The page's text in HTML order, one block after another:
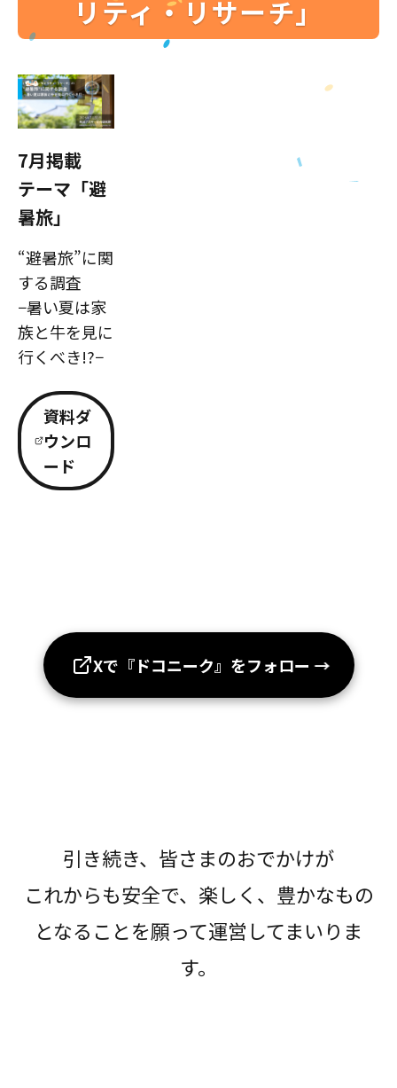
リティ・リサーチ」
7月掲載
テーマ「避
暑旅」
“避暑旅”に関
する調査
−暑い夏は家
族と牛を見に
行くべき!?−
資料ダ
ウンロ
ード
Xで『ドコニーク』をフォロー →
引き続き、皆さまのおでかけが
これからも安全で、楽しく、豊かなもの
となることを願って運営してまいりま
す。